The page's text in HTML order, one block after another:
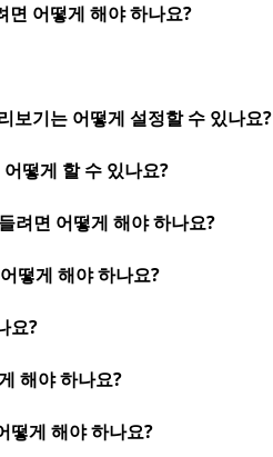
어떻게 해야 하나요?
보기는 어떻게 설정할 수 있나요?
떻게 할 수 있나요?
려면 어떻게 해야 하나요?
떻게 해야 하나요?
요?
해야 하나요?
떻게 해야 하나요?